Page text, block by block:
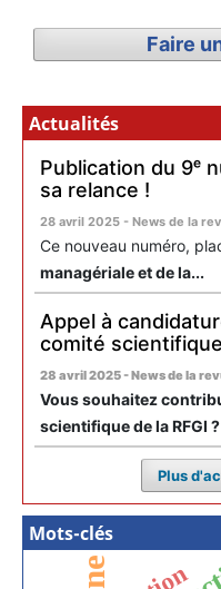
Faire
Actualités
Publication du 9ᵉ
sa relance !
28 avril 2025 - News de la
Ce nouveau numéro,
managériale et de la...
Appel à
comité
28 avril 2025 - News de la
Vous souhaitez
scientifique de la RFGI
Plus
Mots-clés